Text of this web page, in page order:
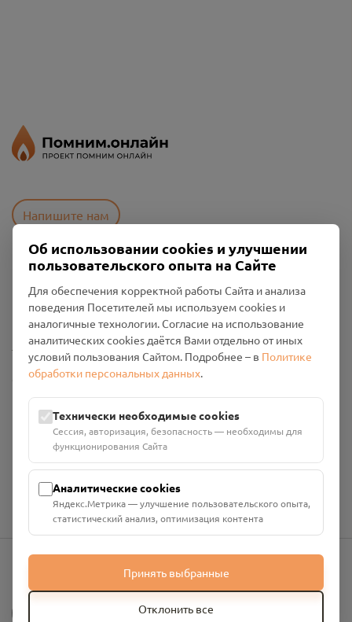
Напишите нам
Политика конфиденциальности
Промо-материалы
Настройки cookies
Общество с ограниченной ответственностью «Смоленский
Проект Помним»
ИНН: 6700029207 ОГРН: 1256700001986
Юридический адрес: 216790, Смоленская область, р-н
Руднянский, г. Рудня, улица Западная, д. 26А, пом. 18
Номер счёта: 40702810901130004287 в АО "АЛЬФА-БАНК"
info@pomnim.online
Об использовании cookies и улучшении
пользовательского опыта на Сайте
Для обеспечения корректной работы Сайта и анализа
поведения Посетителей мы используем cookies и
аналогичные технологии. Согласие на использование
аналитических cookies даётся Вами отдельно от иных
условий пользования Сайтом. Подробнее – в Политике
обработки персональных данных.
Технически необходимые cookies
Сессия, авторизация, безопасность — необходимы для
функционирования Сайта
Аналитические cookies
Яндекс.Метрика — улучшение пользовательского опыта,
статистический анализ, оптимизация контента
Принять выбранные
Отклонить все